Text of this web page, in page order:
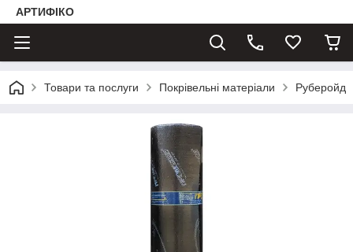
АРТИФІКО
Товари та послуги Покрівельні матеріали Руберойд